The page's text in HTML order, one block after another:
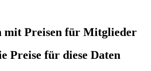
mit Preisen für Mitglieder
Preise für diese Daten